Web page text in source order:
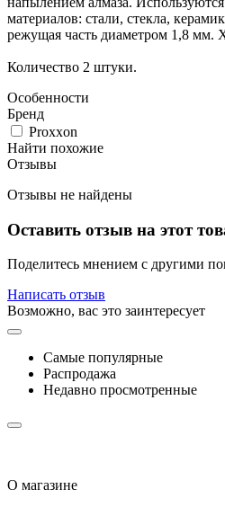
материалов: стали, стекла,
режущая часть диаметром 1,8 мм.
Количество 2 штуки.
Особенности
Бренд
Proxxon
Найти похожие
Отзывы
Отзывы не найдены
Оставить отзыв на этот
Поделитесь мнением с другими
Написать отзыв
Возможно, вас это заинтересует
Самые популярные
Распродажа
Недавно просмотренные
О магазине